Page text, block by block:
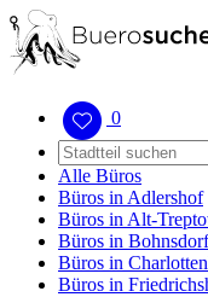
0
Alle Büros
Büros in Adlershof
Büros in Alt-
Büros in Bohnsdorf
Büros in
Büros in